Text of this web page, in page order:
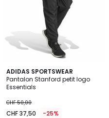
ADIDAS SPORTSWEAR
Pantalon Stanford petit logo
Essentials
CHF 50,00
CHF 37,50 -25%
4,5
/ 5